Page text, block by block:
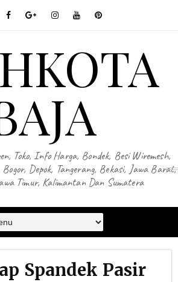
Toko, Info Harga, Bondek, Besi Wiremesh,
Depok, Tangerang, Bekasi, Jawa Barat,
Timur, Kalimantan Dan Sumatera
Spandek Pasir